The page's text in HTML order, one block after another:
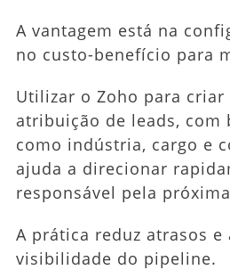
A vantagem está na
no custo-benefício para
Utilizar o Zoho para criar
atribuição de leads, com
como indústria, cargo e
ajuda a direcionar
responsável pela
A prática reduz atrasos e
visibilidade do pipeline.